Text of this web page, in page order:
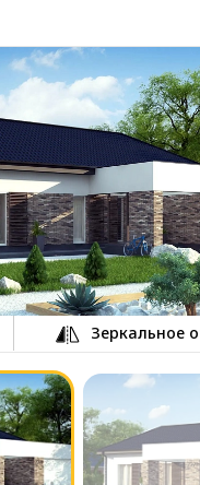
Зеркальное